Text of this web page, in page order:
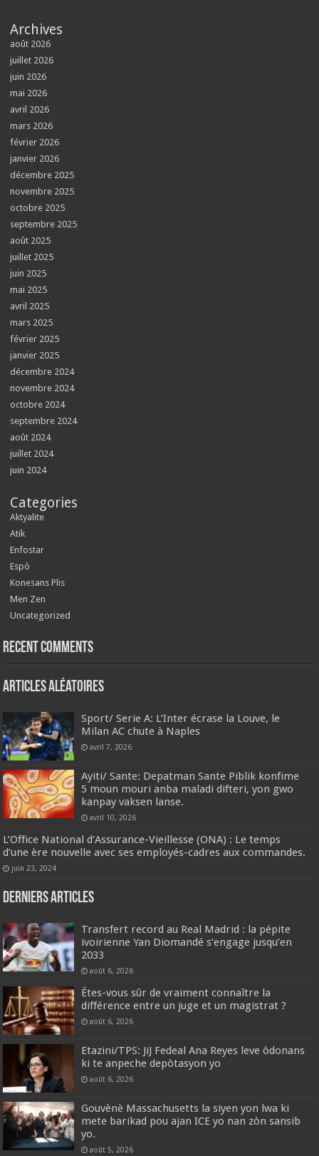
Archives
août 2026
juillet 2026
juin 2026
mai 2026
avril 2026
mars 2026
février 2026
janvier 2026
décembre 2025
novembre 2025
octobre 2025
septembre 2025
août 2025
juillet 2025
juin 2025
mai 2025
avril 2025
mars 2025
février 2025
janvier 2025
décembre 2024
novembre 2024
octobre 2024
septembre 2024
août 2024
juillet 2024
juin 2024
Categories
Aktyalite
Atik
Enfostar
Espò
Konesans Plis
Men Zen
Uncategorized
Recent Comments
Articles aléatoires
Sport/ Serie A: L’Inter écrase la Louve, le
Milan AC chute à Naples
avril 7, 2026
Ayiti/ Sante: Depatman Sante Piblik konfime
5 moun mouri anba maladi difteri, yon gwo
kanpay vaksen lanse.
avril 10, 2026
L’Office National d’Assurance-Vieillesse (ONA) : Le temps
d’une ère nouvelle avec ses employés-cadres aux commandes.
juin 23, 2024
Derniers articles
Transfert record au Real Madrid : la pépite
ivoirienne Yan Diomandé s’engage jusqu’en
2033
août 6, 2026
Êtes-vous sûr de vraiment connaître la
différence entre un juge et un magistrat ?
août 6, 2026
Etazini/TPS: JiJ Fedeal Ana Reyes leve òdonans
ki te anpeche depòtasyon yo
août 6, 2026
Gouvènè Massachusetts la siyen yon lwa ki
mete barikad pou ajan ICE yo nan zòn sansib
yo.
août 5, 2026